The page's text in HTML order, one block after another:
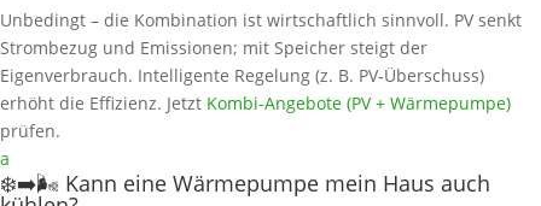
Unbedingt – die Kombination ist wirtschaftlich sinnvoll. PV senkt
Strombezug und Emissionen; mit Speicher steigt der
Eigenverbrauch. Intelligente Regelung (z. B. PV‑Überschuss)
erhöht die Effizienz. Jetzt Kombi‑Angebote (PV + Wärmepumpe)
prüfen.
a
❄️➡️🌬️ Kann eine Wärmepumpe mein Haus auch